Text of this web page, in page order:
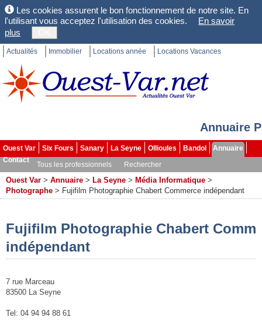
Les cookies assurent le bon fonctionnement de notre site. En
l'utilisant vous acceptez l'utilisation des cookies.
En savoir
plus
Actualités Immobilier Locations année Locations Vacances
Annuaire
Ouest Var Six Fours Sanary La Seyne Ollioules Bandol
Annuaire
Contact
Tous les professionnels Rechercher
Ouest Var > Annuaire > La Seyne > Média Informatique >
Photographe > Fujifilm Photographie Chabert Commerce indépendant
Fujifilm Photographie Chabert
indépendant
7 rue Marceau
83500 La Seyne
Tel: 04 94 94 88 61